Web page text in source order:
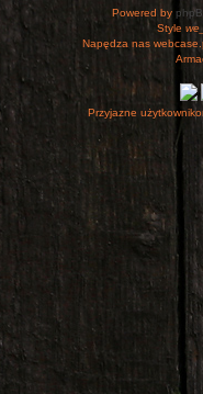
Powered by
Style
Napędza nas
Przyjazne